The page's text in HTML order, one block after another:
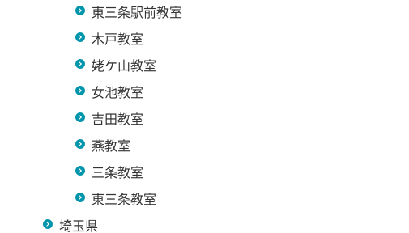
東三条駅前教室
木戸教室
姥ケ山教室
女池教室
吉田教室
燕教室
三条教室
東三条教室
埼玉県